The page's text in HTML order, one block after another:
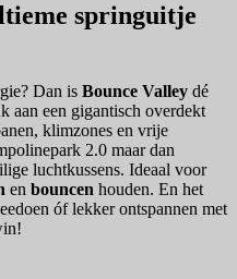
springuitje
Dan is Bounce Valley dé
aan een gigantisch overdekt
klimzones en vrije
2.0 maar dan
luchtkussens. Ideaal voor
en bouncen houden. En het
óf lekker ontspannen met